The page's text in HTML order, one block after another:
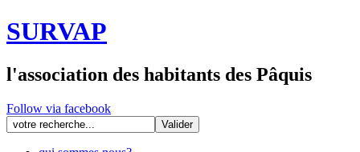
SURVAP
l'association des habitants des Pâquis
Follow via facebook